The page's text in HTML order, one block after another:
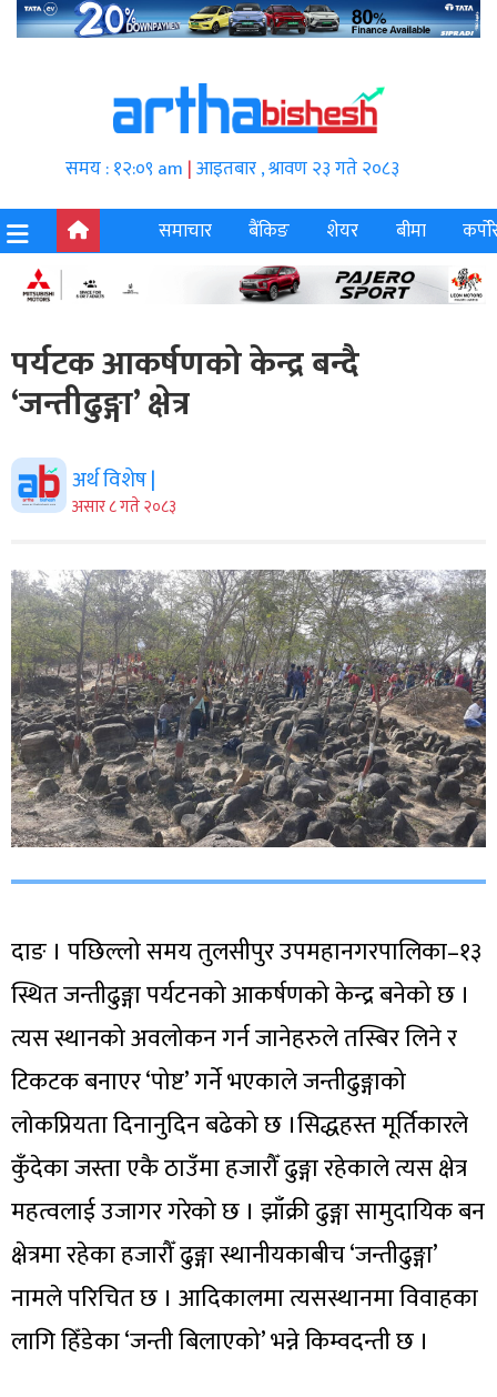
समय : १२:०९ am |आइतबार , श्रावण २३ गते २०८३
समाचार
बैंकिङ शेयर बीमा
पर्यटक आकर्षणको केन्द्र बन्दै
‘जन्तीढुङ्गा’ क्षेत्र
अर्थ विशेष |
असार ८ गते २०८३
दाङ । पछिल्लो समय तुलसीपुर उपमहानगरपालिका–१३
स्थित जन्तीढुङ्गा पर्यटनको आकर्षणको केन्द्र बनेको छ ।
त्यस स्थानको अवलोकन गर्न जानेहरुले तस्बिर लिने र
टिकटक बनाएर ‘पोष्ट’ गर्ने भएकाले जन्तीढुङ्गाको
लोकप्रियता दिनानुदिन बढेको छ ।सिद्धहस्त मूर्तिकारले
कुँदेका जस्ता एकै ठाउँमा हजारौँ ढुङ्गा रहेकाले त्यस क्षेत्र
महत्वलाई उजागर गरेको छ । झाँक्री ढुङ्गा सामुदायिक बन
क्षेत्रमा रहेका हजारौँ ढुङ्गा स्थानीयकाबीच ‘जन्तीढुङ्गा’
नामले परिचित छ । आदिकालमा त्यसस्थानमा विवाहका
लागि हिँडेका ‘जन्ती बिलाएको’ भन्ने किम्वदन्ती छ ।